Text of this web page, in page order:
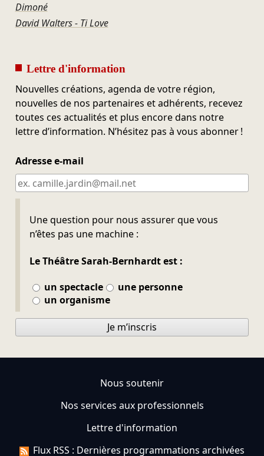
Dimoné
David Walters - Ti Love
Lettre d'information
Nouvelles créations, agenda de votre région,
nouvelles de nos partenaires et adhérents, recevez
toutes ces actualités et plus encore dans notre
lettre d’information. N’hésitez pas à vous abonner !
Adresse e-mail
Une question pour nous assurer que vous
n’êtes pas une machine :
Le Théâtre Sarah-Bernhardt est :
un spectacle
une personne
un organisme
Ne pas remplir
Je m’inscris
Nous soutenir
Nos services aux professionnels
Lettre d'information
Flux RSS : Dernières programmations archivées